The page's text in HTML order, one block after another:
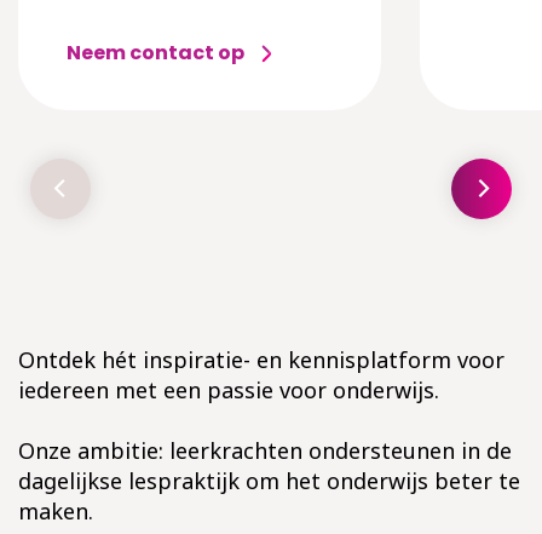
Neem contact op
Ontdek hét inspiratie- en kennisplatform voor
iedereen met een passie voor onderwijs.
Onze ambitie: leerkrachten ondersteunen in de
dagelijkse lespraktijk om het onderwijs beter te
maken.